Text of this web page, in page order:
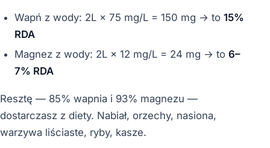
Wapń z wody: 2L × 75 mg/L = 150 mg → to 15%
RDA
Magnez z wody: 2L × 12 mg/L = 24 mg → to 6–
7% RDA
Resztę — 85% wapnia i 93% magnezu —
dostarczasz z diety. Nabiał, orzechy, nasiona,
warzywa liściaste, ryby, kasze.